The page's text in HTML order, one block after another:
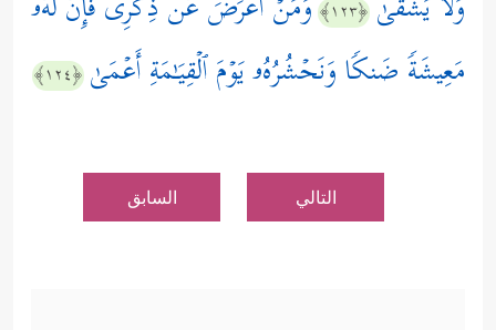
وَلَا یَشۡقَىٰ ﴿١٢٣﴾
وَمَنۡ أَعۡرَضَ عَن ذِكۡرِی فَإِنَّ لَهُۥ
مَعِیشَةࣰ ضَنكࣰا وَنَحۡشُرُهُۥ یَوۡمَ ٱلۡقِیَـٰمَةِ أَعۡمَىٰ ﴿١٢٤﴾
التالي السابق